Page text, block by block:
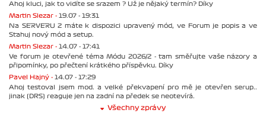
Ahoj kluci, jak to vidíte se srazem ? Už je nějaký termín? Díky
Martin Slezar - 19.07 - 19:31
Na SERVERU 2 máte k dispozici upravený mód, ve Forum je popis a ve
Stahuj nový mód a setup.
Martin Slezar - 14.07 - 17:41
Ve forum je otevřené téma Módu 2026/2 - tam směřujte vaše názory a
připomínky, po přečtení krátkého příspěvku. Díky
Pavel Hajný - 14.07 - 17:29
Ahoj testoval jsem mod. a velké překvapení pro mě je otevřen serup..
jinak (DRS) reaguje jen na zadní na předek se neotevírá.
Všechny zprávy